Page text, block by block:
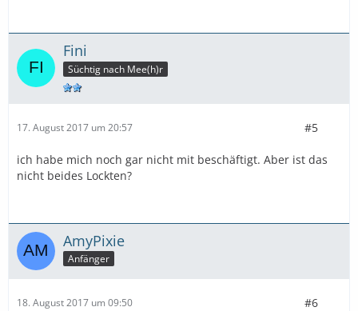
Fini
Süchtig nach Mee(h)r
17. August 2017 um 20:57 #5
ich habe mich noch gar nicht mit beschäftigt. Aber ist das
nicht beides Lockten?
AmyPixie
Anfänger
18. August 2017 um 09:50 #6